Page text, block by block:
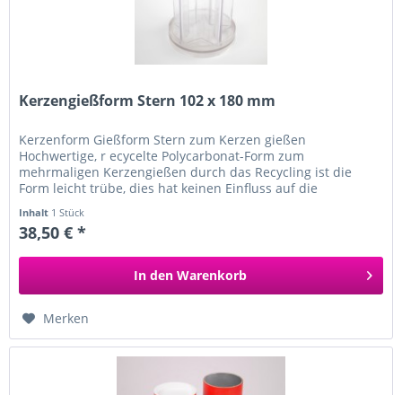
Kerzengießform Stern 102 x 180 mm
Kerzenform Gießform Stern zum Kerzen gießen
Hochwertige, r ecycelte Polycarbonat-Form zum
mehrmaligen Kerzengießen durch das Recycling ist die
Form leicht trübe, dies hat keinen Einfluss auf die
Inhalt 1 Stück
38,50 € *
In den Warenkorb
Merken